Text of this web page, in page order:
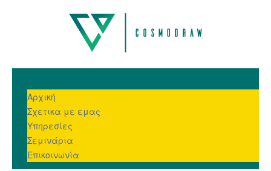
Αρχική
Σχετικα με εμας
Υπηρεσίες
Σεμινάρια
Επικοινωνία